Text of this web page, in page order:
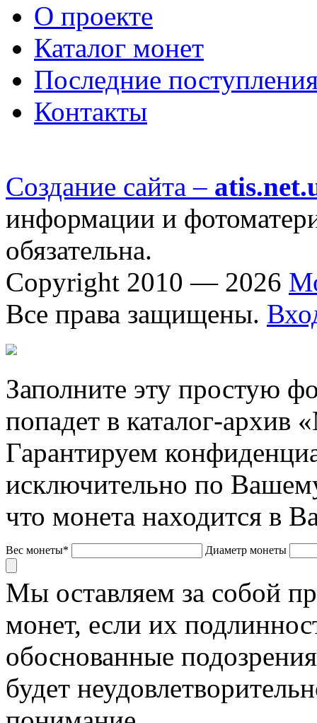
О проекте
Каталог монет
Последние
Контакты
Создание сайта –
информации и
обязательна.
Copyright 2010 — 2026
Все права защищены.
Заполните эту простую
попадет в каталог-архив
Гарантируем
исключительно по
что монета находится в
Вес монеты* Диаметр монеты
Мы оставляем за собой
монет, если их
обоснованные
будет